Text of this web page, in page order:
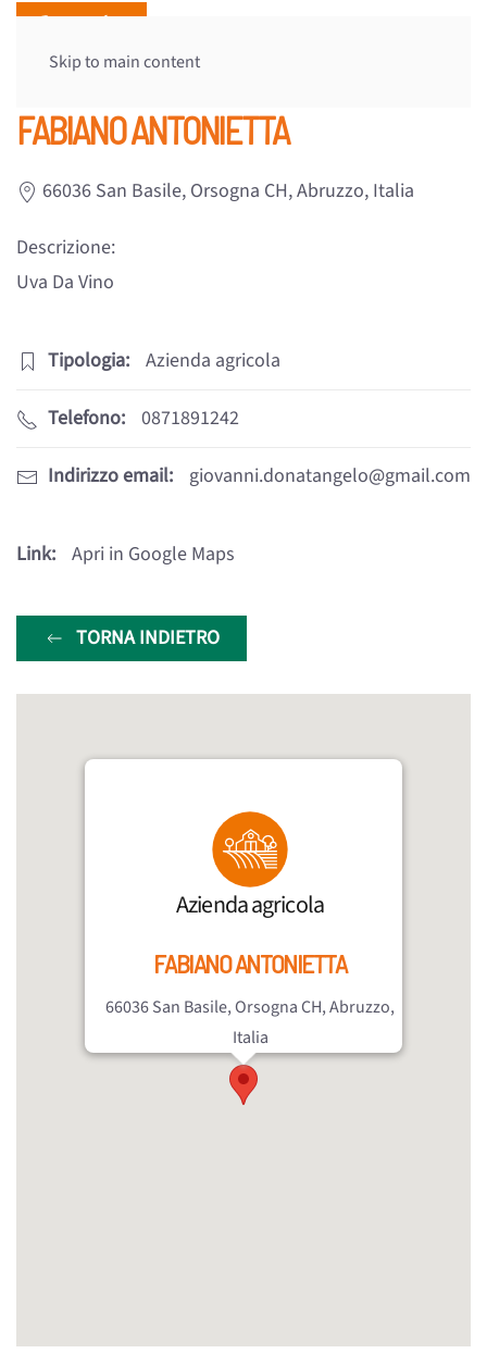
Skip to main content
FABIANO ANTONIETTA
66036 San Basile, Orsogna CH, Abruzzo, Italia
Descrizione:
Uva Da Vino
Tipologia: Azienda agricola
Telefono: 0871891242
Indirizzo email: giovanni.donatangelo@gmail.com
Link: Apri in Google Maps
TORNA INDIETRO
Azienda agricola
FABIANO ANTONIETTA
66036 San Basile, Orsogna CH, Abruzzo,
Italia